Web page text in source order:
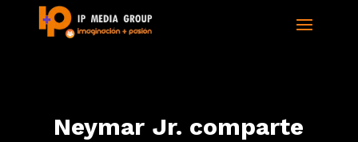
Neymar Jr. comparte